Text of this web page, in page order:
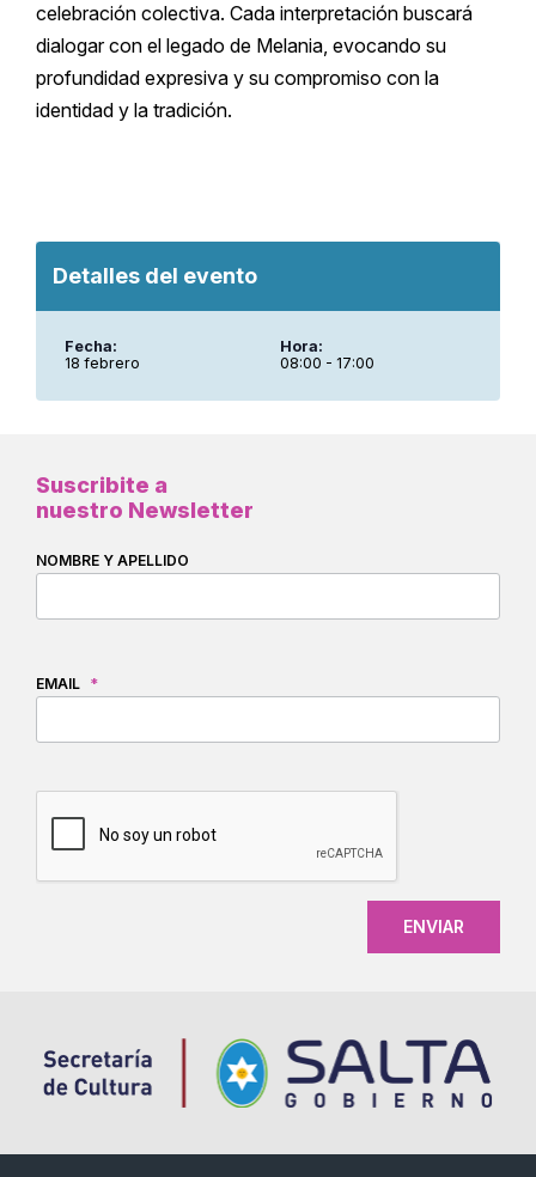
celebración colectiva. Cada interpretación buscará
dialogar con el legado de Melania, evocando su
profundidad expresiva y su compromiso con la
identidad y la tradición.
Detalles del evento
Fecha:
18 febrero
Hora:
08:00 - 17:00
Suscribite a
nuestro Newsletter
NOMBRE Y APELLIDO
EMAIL *